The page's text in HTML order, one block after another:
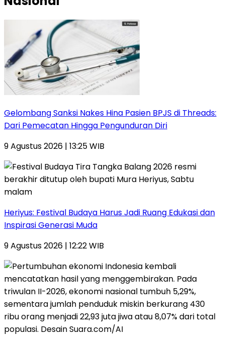
Gelombang Sanksi Nakes Hina Pasien BPJS di Threads:
Dari Pemecatan Hingga Pengunduran Diri
9 Agustus 2026 | 13:25 WIB
Heriyus: Festival Budaya Harus Jadi Ruang Edukasi dan
Inspirasi Generasi Muda
9 Agustus 2026 | 12:22 WIB